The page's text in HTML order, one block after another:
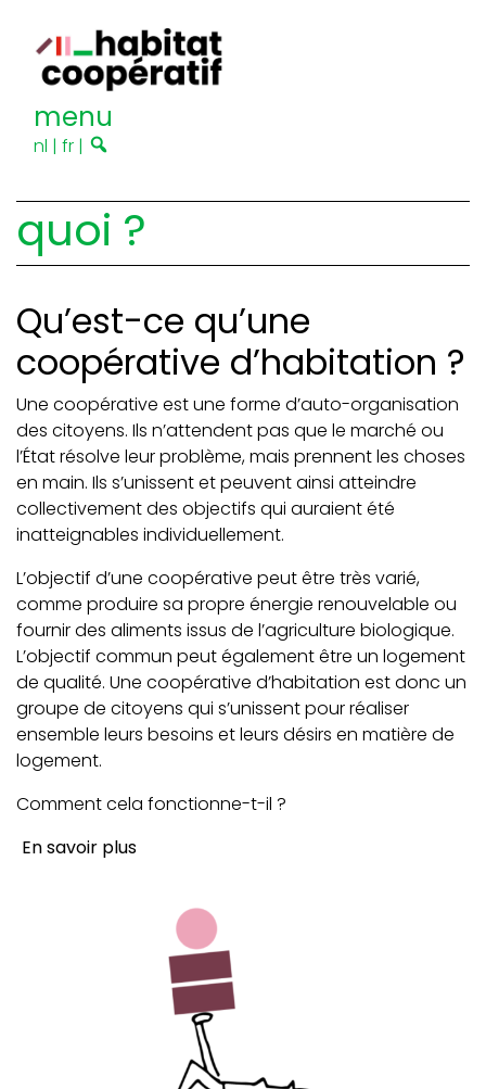
menu
nl | fr |
quoi ?
Qu’est-ce qu’une
coopérative d’habitation ?
Une coopérative est une forme d’auto-organisation
des citoyens. Ils n’attendent pas que le marché ou
l’État résolve leur problème, mais prennent les choses
en main. Ils s’unissent et peuvent ainsi atteindre
collectivement des objectifs qui auraient été
inatteignables individuellement.
L’objectif d’une coopérative peut être très varié,
comme produire sa propre énergie renouvelable ou
fournir des aliments issus de l’agriculture biologique.
L’objectif commun peut également être un logement
de qualité. Une coopérative d’habitation est donc un
groupe de citoyens qui s’unissent pour réaliser
ensemble leurs besoins et leurs désirs en matière de
logement.
Comment cela fonctionne-t-il ?
En savoir plus